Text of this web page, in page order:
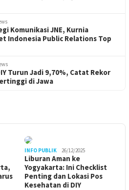
Komunikasi JNE, Kurnia
Indonesia Public Relations Top
Turun Jadi 9,70%, Catat Rekor
di Jawa
INFO PUBLIK 26/12/2025
Liburan Aman ke
Yogyakarta: Ini Checklist
Penting dan Lokasi Pos
Kesehatan di DIY